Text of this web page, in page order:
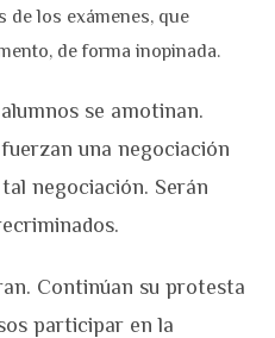
de los exámenes, que
de forma inopinada.
se amotinan.
una negociación
negociación. Serán
Continúan su protesta
participar en la